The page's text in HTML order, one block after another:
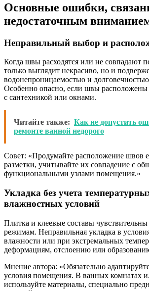
Основные ошибки,
недостаточным
Неправильный выбор и
Когда швы расходятся или не совпадают
только выглядит некрасиво, но и
водонепроницаемостью и
Особенно опасно, если швы расположены
с сантехникой или окнами.
Читайте также: Как не допустить
ремонте ванной недорого
Совет: «Продумайте расположение швов
разметки, учитывайте их совпадение с
функциональными узлами помещения.»
Укладка без учета
влажностных условий
Плитка и клеевые составы
режимам. Неправильная укладка в
влажности или при экстремальных
деформациям, отслоению или
Мнение автора: «Обязательно
условия помещения. В ванных комнатах
используйте материалы, специально